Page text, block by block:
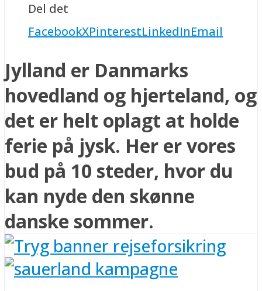
Del det
FacebookXPinterestLinkedInEmail
Jylland er Danmarks
hovedland og hjerteland, og
det er helt oplagt at holde
ferie på jysk. Her er vores
bud på 10 steder, hvor du
kan nyde den skønne
danske sommer.